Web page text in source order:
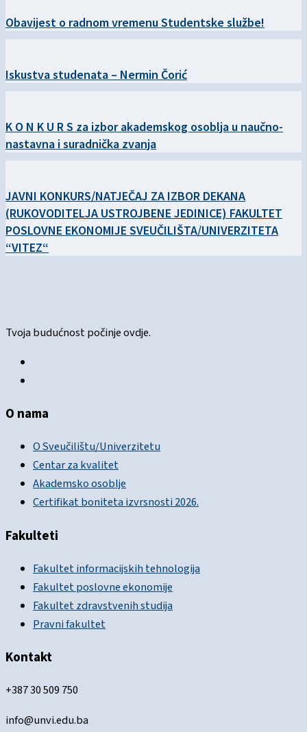
Obavijest o radnom vremenu Studentske službe!
Iskustva studenata – Nermin Čorić
K O N K U R S za izbor akademskog osoblja u naučno-
nastavna i suradnička zvanja
JAVNI KONKURS/NATJEČAJ ZA IZBOR DEKANA
(RUKOVODITELJA USTROJBENE JEDINICE) FAKULTET
POSLOVNE EKONOMIJE SVEUČILIŠTA/UNIVERZITETA
“VITEZ“
Tvoja budućnost počinje ovdje.
O nama
O Sveučilištu/Univerzitetu
Centar za kvalitet
Akademsko osoblje
Certifikat boniteta izvrsnosti 2026.
Fakulteti
Fakultet informacijskih tehnologija
Fakultet poslovne ekonomije
Fakultet zdravstvenih studija
Pravni fakultet
Kontakt
+387 30 509 750
info@unvi.edu.ba